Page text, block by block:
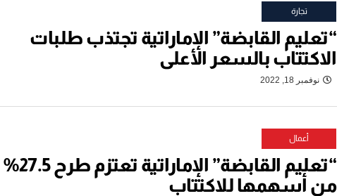
تجارة
“تعليم القابضة” الإماراتية تجتذب طلبات
الاكتتاب بالسعر الأعلى
نوفمبر 18, 2022
أعمال
“تعليم القابضة” الإماراتية تعتزم طرح 27.5%
من أسهمها للاكتتاب